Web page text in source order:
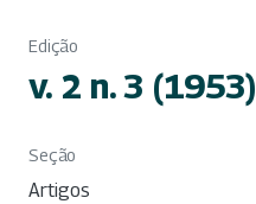
Edição
v. 2 n. 3 (1953)
Seção
Artigos